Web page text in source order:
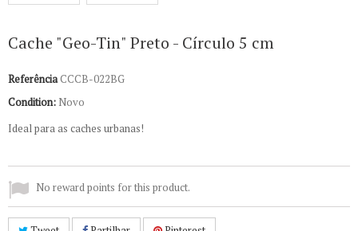
Cache "Geo-Tin" Preto - Círculo 5 cm
ReferênciaCCCB-022BG
Condition: Novo
Ideal para as caches urbanas!
No reward points for this product.